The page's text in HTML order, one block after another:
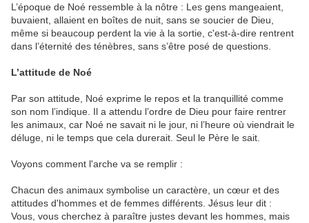
L’époque de Noé ressemble à la nôtre : Les gens mangeaient,
buvaient, allaient en boîtes de nuit, sans se soucier de Dieu,
même si beaucoup perdent la vie à la sortie, c'est-à-dire rentrent
dans l’éternité des ténèbres, sans s’être posé de questions.
L’attitude de Noé
Par son attitude, Noé exprime le repos et la tranquillité comme
son nom l’indique. Il a attendu l’ordre de Dieu pour faire rentrer
les animaux, car Noé ne savait ni le jour, ni l’heure où viendrait le
déluge, ni le temps que cela durerait. Seul le Père le sait.
Voyons comment l'arche va se remplir :
Chacun des animaux symbolise un caractère, un cœur et des
attitudes d'hommes et de femmes différents. Jésus leur dit :
Vous, vous cherchez à paraître justes devant les hommes, mais